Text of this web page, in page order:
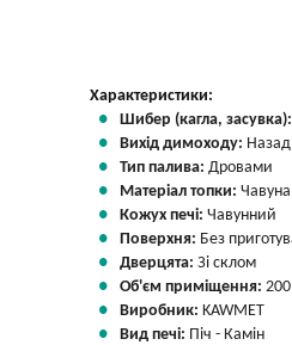
Характеристики:
Шибер (кагла,
Вихід димоходу:
Тип палива: Дровами
Матеріал топки: Чавуна
Кожух печі: Чавунний
Поверхня: Без
Дверцята: Зі склом
Об'єм приміщення:
Виробник: KAWMET
Вид печі: Піч - Камін